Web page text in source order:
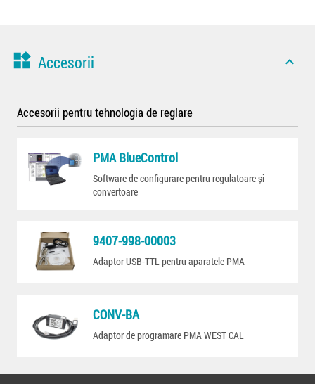
widgets Accesorii expand_less
Accesorii pentru tehnologia de reglare
PMA BlueControl
Software de configurare pentru regulatoare și
convertoare
9407-998-00003
Adaptor USB-TTL pentru aparatele PMA
CONV-BA
Adaptor de programare PMA WEST CAL